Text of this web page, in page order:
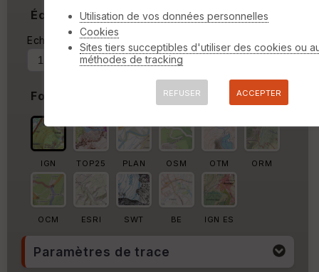
Échelle
Echelle actuelle : 1/125058
Fond de carte
IGN TOP25 PLAN OSM OTM ORM
OCM ESRI SWT BE IGN ES
Paramètres de trace
Utilisation de vos données personnelles
Cookies
Sites tiers succeptibles d'utiliser des cookies ou
méthodes de tracking
REFUSER ACCEPTER